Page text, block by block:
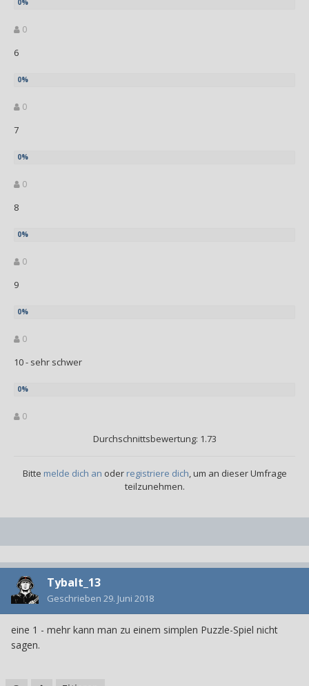
0
6
0
7
0
8
0
9
0
10 - sehr schwer
0
Durchschnittsbewertung: 1.73
Bitte melde dich an oder registriere dich, um an dieser Umfrage
teilzunehmen.
Tybalt_13
Geschrieben 29. Juni 2018
eine 1 - mehr kann man zu einem simplen Puzzle-Spiel nicht
sagen.